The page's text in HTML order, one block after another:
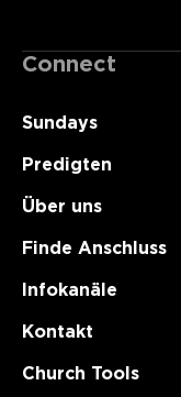
Connect
Sundays
Predigten
Über uns
Finde Anschluss
Infokanäle
Kontakt
Church Tools